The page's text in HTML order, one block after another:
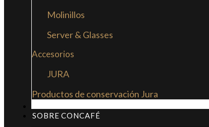
Molinillos
Server & Glasses
Accesorios
JURA
Productos de conservación Jura
SOBRE CONCAFÉ